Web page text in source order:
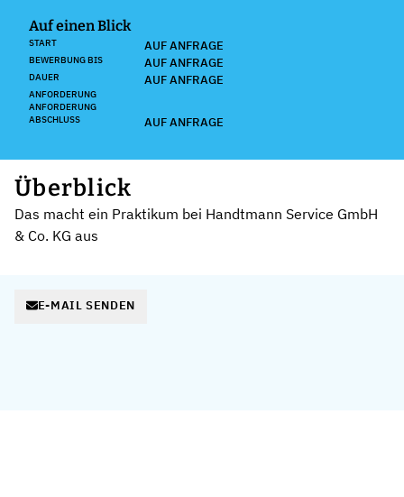
Auf einen Blick
START AUF ANFRAGE
BEWERBUNG BIS AUF ANFRAGE
DAUER AUF ANFRAGE
ANFORDERUNG
ANFORDERUNG
ABSCHLUSS
AUF ANFRAGE
Überblick
Das macht ein Praktikum bei Handtmann Service GmbH
& Co. KG aus
E-MAIL SENDEN